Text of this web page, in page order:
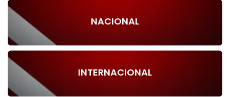
NACIONAL
INTERNACIONAL